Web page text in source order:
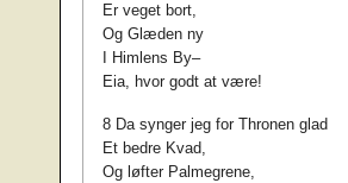
Er veget bort,
Og Glæden ny
I Himlens By–
Eia, hvor godt at være!
8 Da synger jeg for Thronen glad
Et bedre Kvad,
Og løfter Palmegrene,